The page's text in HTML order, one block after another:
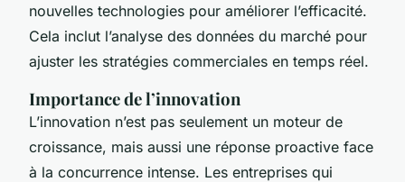
nouvelles technologies pour améliorer l’efficacité.
Cela inclut l’analyse des données du marché pour
ajuster les stratégies commerciales en temps réel.
Importance de l’innovation
L’innovation n’est pas seulement un moteur de
croissance, mais aussi une réponse proactive face
à la concurrence intense. Les entreprises qui